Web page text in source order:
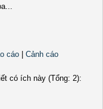
cáo
Cảnh cáo
có ích này (Tổng: 2):